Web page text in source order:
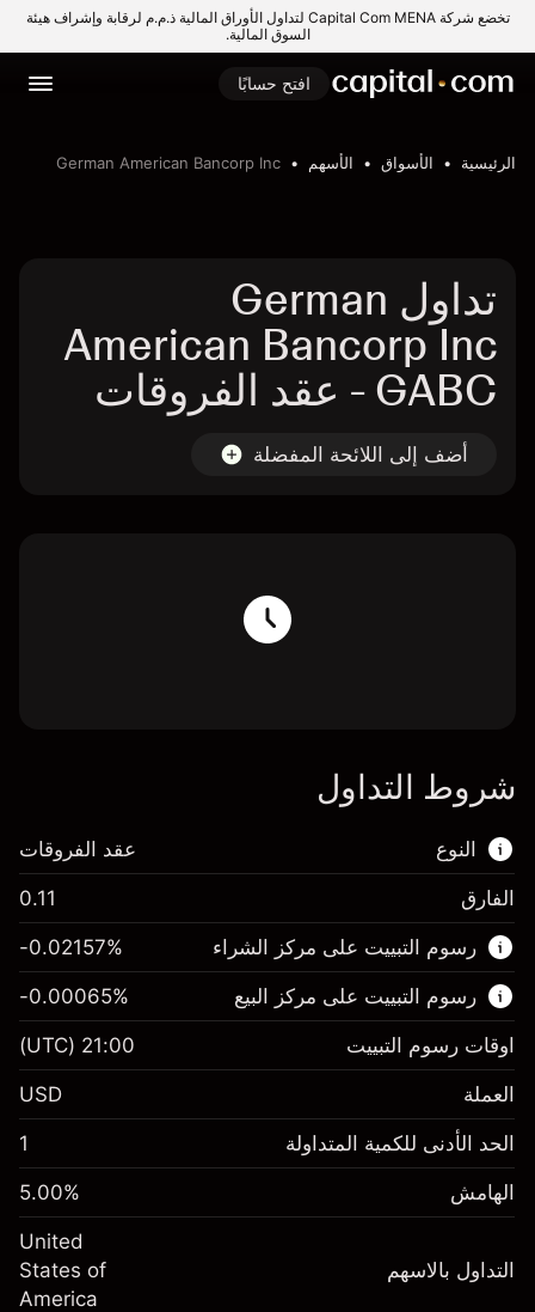
تخضع شركة Capital Com MENA لتداول الأوراق المالية ذ.م.م لرقابة وإشراف هيئة
السوق المالية.
افتح حسابًا
الرئيسية الأسواق الأسهم German American Bancorp Inc
تداول German
American Bancorp Inc
- GABC عقد الفروقات
أضف إلى اللائحة المفضلة
شروط التداول
النوع
هذا السوق المالي متاح للتداول من خلال عقود
الفروقات.
اعرف المزيد عن:
عقود الفروقات
عقد الفروقات
الفارق 0.11
رسوم التبييت على مركز الشراء
الهامش. استثمارك $1,000.00
-0.021568
%
(-$4.31)
المال من الرافعة المالية ~
-0.02157%
رسوم التبييت على مركز البيع
الهامش. استثمارك $1,000.00
-0.000654
%
(-$0.13)
-0.00065%
اوقات رسوم التبييت 21:00
(UTC)
العملة USD
الحد الأدنى للكمية المتداولة 1
الهامش 5.00%
التداول بالاسهم
United
States of
America